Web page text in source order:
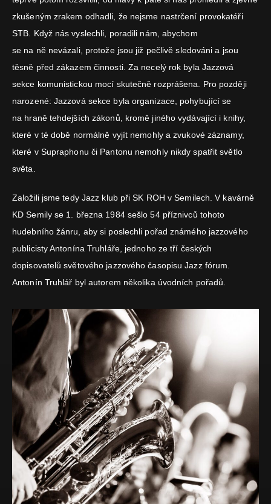
zkušeným zrakem odhadli, že nejsme nastrčení provokatéři
STB. Když nás vyslechli, poradili nám, abychom
se na ně nevázali, protože jsou již pečlivě sledováni a jsou
těsně před zákazem činnosti. Za necelý rok byla Jazzová
sekce komunistickou mocí skutečně rozprášena. Pro později
narozené: Jazzová sekce byla organizace, pohybující se
na hraně tehdejších zákonů, kromě jiného vydávající i knihy,
které v té době normálně vyjít nemohly a zvukové záznamy,
které v Supraphonu či Pantonu nemohly nikdy spatřit světlo
světa.
Založili jsme tedy Jazz klub při SK ROH v Semilech. V kavárně
KD Semily se 1. března 1984 sešlo 54 příznivců tohoto
hudebního žánru, aby si poslechli pořad známého jazzového
publicisty Antonína Truhláře, jednoho ze tří českých
dopisovatelů světového jazzového časopisu Jazz fórum.
Antonín Truhlář byl autorem několika úvodních pořadů.